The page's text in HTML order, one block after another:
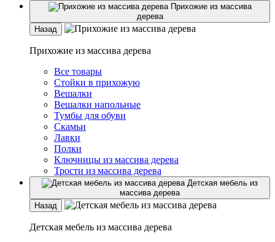
Прихожие из массива
дерева
Назад
Прихожие из массива дерева
Все товары
Стойки в прихожую
Вешалки
Вешалки напольные
Тумбы для обуви
Скамьи
Лавки
Полки
Ключницы из массива дерева
Трости из массива дерева
Детская мебель из
массива дерева
Назад
Детская мебель из массива дерева